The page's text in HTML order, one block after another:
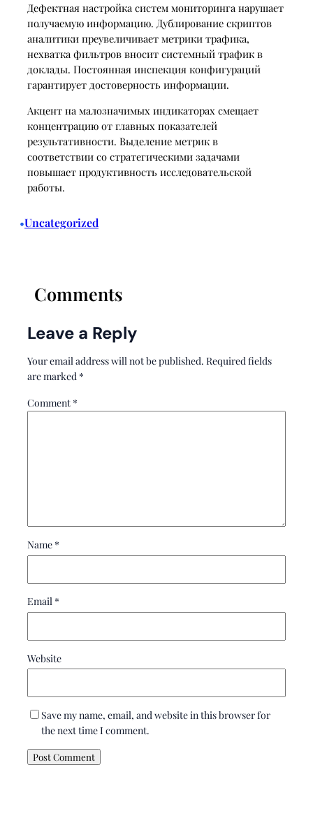
Дефектная настройка систем мониторинга нарушает
получаемую информацию. Дублирование скриптов
аналитики преувеличивает метрики трафика,
нехватка фильтров вносит системный трафик в
доклады. Постоянная инспекция конфигураций
гарантирует достоверность информации.
Акцент на малозначимых индикаторах смещает
концентрацию от главных показателей
результативности. Выделение метрик в
соответствии со стратегическими задачами
повышает продуктивность исследовательской
работы.
•Uncategorized
Comments
Leave a Reply
Your email address will not be published. Required fields
are marked *
Comment *
Name *
Email *
Website
Save my name, email, and website in this browser for
the next time I comment.